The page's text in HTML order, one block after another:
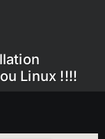
Linux !!!!